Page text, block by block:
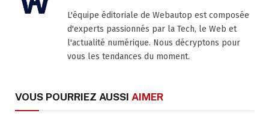
L'équipe éditoriale de Webautop est composée
d'experts passionnés par la Tech, le Web et
l'actualité numérique. Nous décryptons pour
vous les tendances du moment.
VOUS POURRIEZ AUSSI AIMER